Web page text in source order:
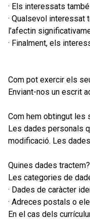
· Els interessats
· Qualsevol interessat
l’afectin
· Finalment, els
Com pot exercir els
Enviant-nos un escrit
Com hem obtingut les
Les dades personals
modificació. Les
Quines dades tractem?
Les categories de
· Dades de caràcter
· Adreces postals o
En el cas dels